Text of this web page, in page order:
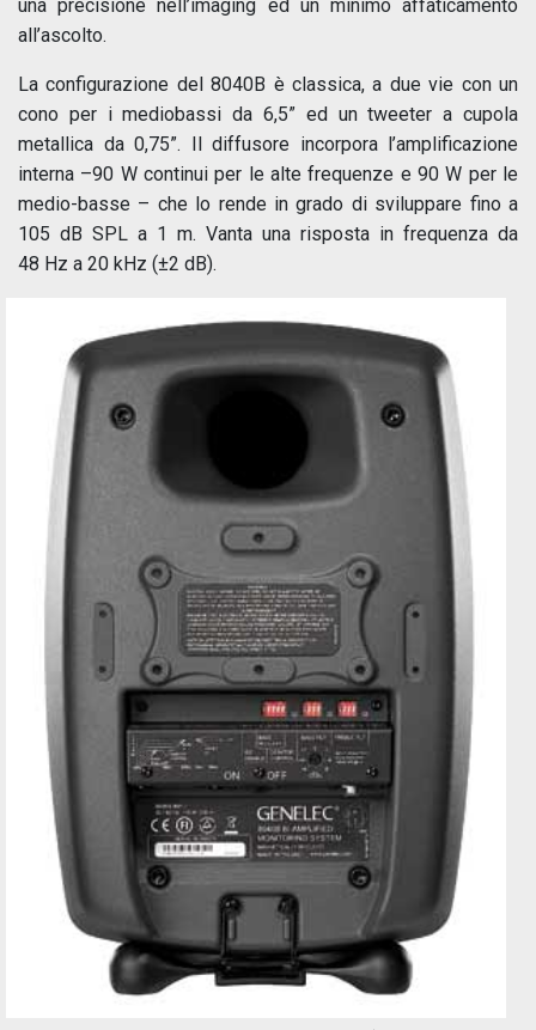
una precisione nell’imaging ed un minimo affaticamento
all’ascolto.
La configurazione del 8040B è classica, a due vie con un
cono per i mediobassi da 6,5” ed un tweeter a cupola
metallica da 0,75”. Il diffusore incorpora l’amplificazione
interna –90 W continui per le alte frequenze e 90 W per le
medio-basse – che lo rende in grado di sviluppare fino a
105 dB SPL a 1 m. Vanta una risposta in frequenza da
48 Hz a 20 kHz (±2 dB).